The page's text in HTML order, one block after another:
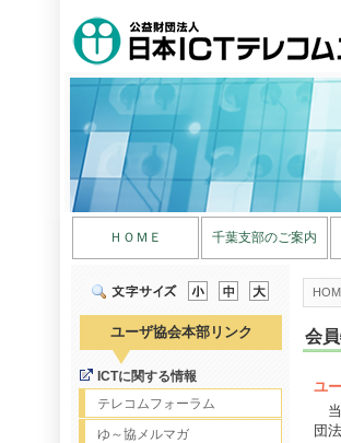
ＨＯＭＥ 千葉支部のご案内
ユーザ協会本部リンク
ICTに関する情報
テレコムフォーラム
ゆ～協メルマガ
会
ユ
当
団